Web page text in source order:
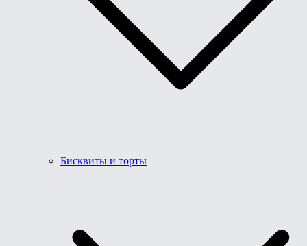
Бисквиты и торты